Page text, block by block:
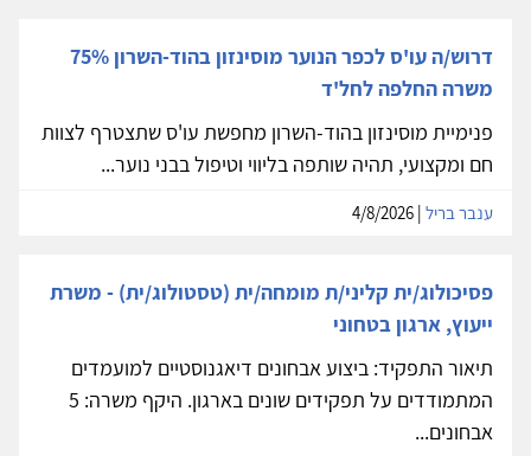
דרוש/ה עו'ס לכפר הנוער מוסינזון בהוד-השרון 75%
משרה החלפה לחל'ד
פנימיית מוסינזון בהוד-השרון מחפשת עו'ס שתצטרף לצוות
חם ומקצועי, תהיה שותפה בליווי וטיפול בבני נוער...
ענבר בריל
פסיכולוג/ית קליני/ת מומחה/ית (טסטולוג/ית) - משרת
ייעוץ, ארגון בטחוני
תיאור התפקיד: ביצוע אבחונים דיאגנוסטיים למועמדים
המתמודדים על תפקידים שונים בארגון. היקף משרה: 5
אבחונים...